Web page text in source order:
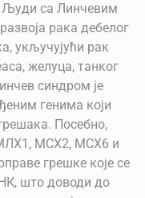
Људи са Линчевим
рака дебелог
укључујући рак
желуца, танког
синдром је
генима који
Посебно,
МСХ2, МСХ6 и
грешке које се
што доводи до